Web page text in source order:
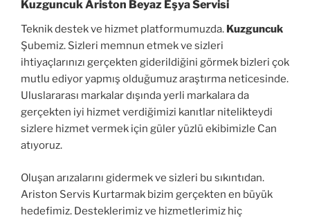
Kuzguncuk Ariston Beyaz Eşya Servisi
Teknik destek ve hizmet platformumuzda. Kuzguncuk
Şubemiz. Sizleri memnun etmek ve sizleri
ihtiyaçlarınızı gerçekten giderildiğini görmek bizleri çok
mutlu ediyor yapmış olduğumuz araştırma neticesinde.
Uluslararası markalar dışında yerli markalara da
gerçekten iyi hizmet verdiğimizi kanıtlar nitelikteydi
sizlere hizmet vermek için güler yüzlü ekibimizle Can
atıyoruz.
Oluşan arızalarını gidermek ve sizleri bu sıkıntıdan.
Ariston Servis Kurtarmak bizim gerçekten en büyük
hedefimiz. Desteklerimiz ve hizmetlerimiz hiç